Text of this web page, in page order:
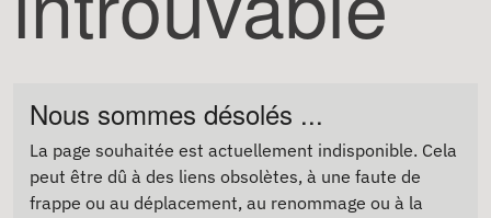
Nous sommes désolés ...
La page souhaitée est actuellement indisponible. Cela
peut être dû à des liens obsolètes, à une faute de
frappe ou au déplacement, au renommage ou à la